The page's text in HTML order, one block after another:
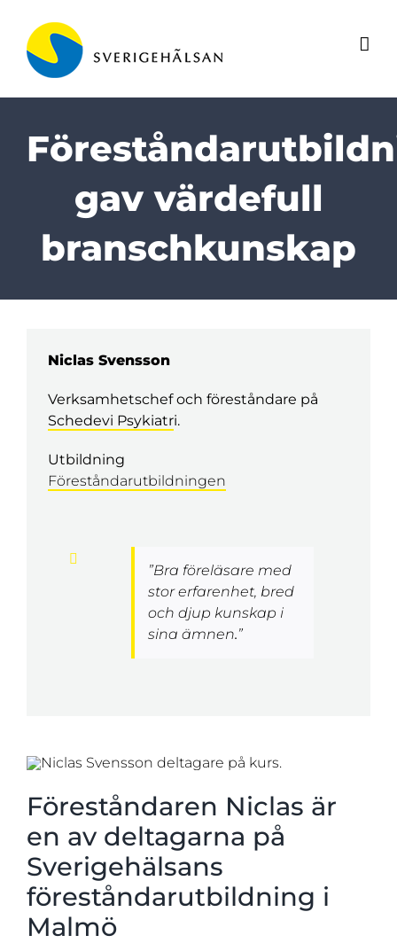
innehållet
gav värdefull
branschkunskap
Niclas Svensson
Verksamhetschef och föreståndare på
Schedevi Psykiatri.
Utbildning
Föreståndarutbildningen
”Bra föreläsare med
stor erfarenhet, bred
och djup kunskap i
sina ämnen.”
Föreståndaren Niclas är
en av deltagarna på
Sverigehälsans
föreståndarutbildning i
Malmö